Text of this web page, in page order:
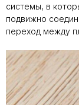
системы, в
подвижно
переход между